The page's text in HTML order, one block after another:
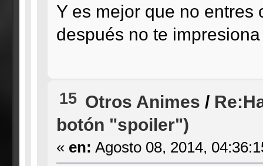
Y es mejor que no
después no te
15 Otros Animes /
botón "spoiler")
« en: Agosto 08, 2014,